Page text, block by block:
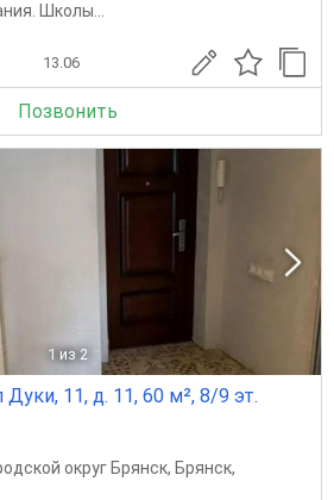
Школы...
13.06
Позвонить
1 из 2
11, д. 11, 60 м², 8/9 эт.
округ Брянск, Брянск,